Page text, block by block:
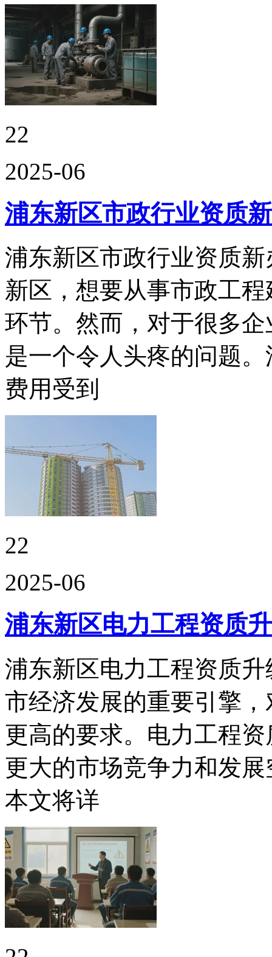
22
2025-06
浦东新区市政行业资质
浦东新区市政行业资质
新区，想要从事市政工
环节。然而，对于很多
是一个令人头疼的问题
费用受到
22
2025-06
浦东新区电力工程资质
浦东新区电力工程资质
市经济发展的重要引擎
更高的要求。电力工程
更大的市场竞争力和发
本文将详